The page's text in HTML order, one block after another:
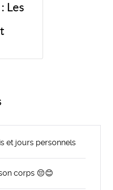
Les
et jours personnels
corps 😔😊